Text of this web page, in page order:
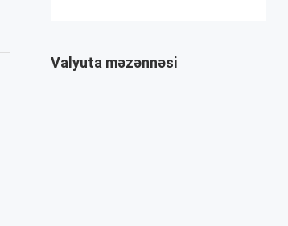
Valyuta məzənnəsi